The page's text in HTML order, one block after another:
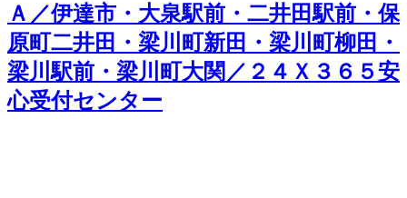
Ａ／伊達市・大泉駅前・二井田駅前・保
原町二井田・梁川町新田・梁川町柳田・
梁川駅前・梁川町大関／２４Ｘ３６５安
心受付センター